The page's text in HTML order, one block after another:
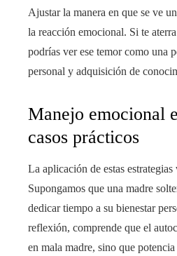
Ajustar la manera en que se ve
la reacción emocional. Si te
podrías ver ese temor como una
personal y adquisición de
Manejo emocional
casos prácticos
La aplicación de estas
Supongamos que una madre
dedicar tiempo a su bienestar
reflexión, comprende que el
en mala madre, sino que